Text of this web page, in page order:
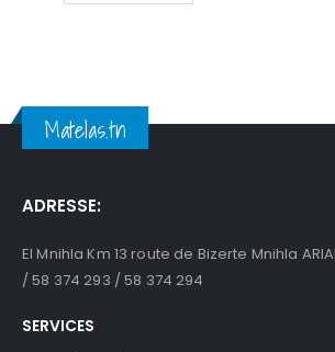
Matelas.tn
ADRESSE:
El Mnihla Km 13 route de Bizerte Mnihla
/ 58 374 293 / 58 374 294
SERVICES